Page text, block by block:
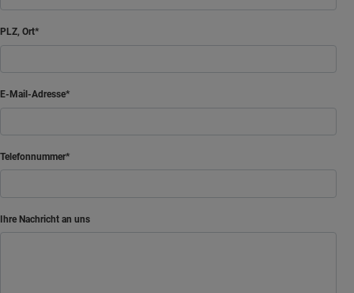
PLZ, Ort
E-Mail-Adresse
Telefonnummer
Ihre Nachricht an uns